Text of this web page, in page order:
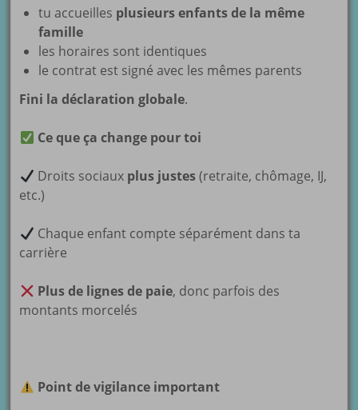
tu accueilles plusieurs enfants de la même
famille
les horaires sont identiques
le contrat est signé avec les mêmes parents
Fini la déclaration globale.
Ce que ça change pour toi
Droits sociaux plus justes(retraite, chômage, IJ,
etc.)
Chaque enfant compte séparément dans ta
carrière
Plus de lignes de paie, donc parfois des
montants morcelés
Point de vigilance important